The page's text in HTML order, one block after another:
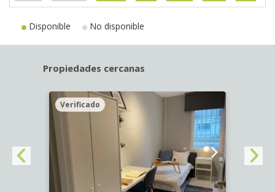
Disponible No disponible
Propiedades cercanas
Verificado